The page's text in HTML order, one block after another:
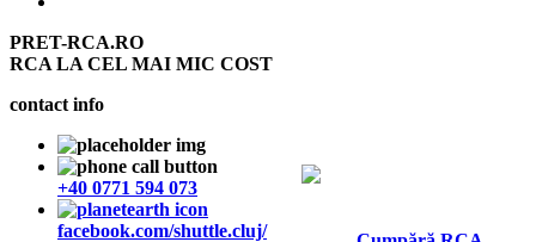
PRET-RCA.RO
RCA LA CEL MAI MIC COST
contact info
+40 0771 594 073
facebook.com/shuttle.cluj/